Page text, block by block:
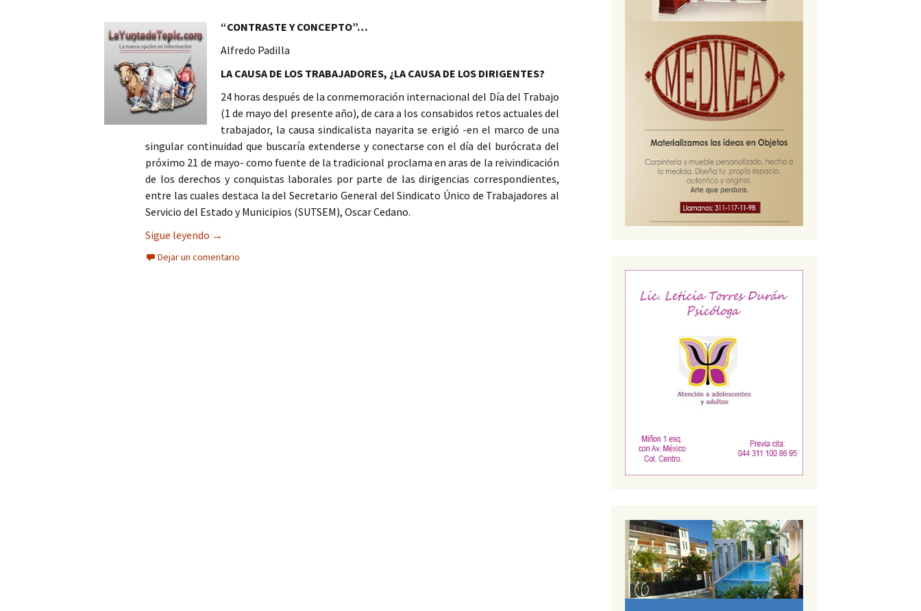
“CONTRASTE Y CONCEPTO”…
Alfredo Padilla
LA CAUSA DE LOS TRABAJADORES, ¿LA CAUSA DE LOS DIRIGENTES?
24 horas después de la conmemoración internacional del Día del Trabajo
(1 de mayo del presente año), de cara a los consabidos retos actuales del
trabajador, la causa sindicalista nayarita se erigió -en el marco de una
singular continuidad que buscaría extenderse y conectarse con el día del burócrata del
próximo 21 de mayo- como fuente de la tradicional proclama en aras de la reivindicación
de los derechos y conquistas laborales por parte de las dirigencias correspondientes,
entre las cuales destaca la del Secretario General del Sindicato Único de Trabajadores al
Servicio del Estado y Municipios (SUTSEM), Oscar Cedano.
Sigue leyendo De frente a los desafíos del sindicalismo actual…
→
Dejar un comentario